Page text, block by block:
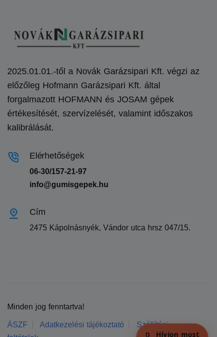
2025.01.01.-től a Novák Garázsipari Kft. végzi az
előzőleg Hofmann Garázsipari Kft. által
forgalmazott HOFMANN és JOSAM gépek
értékesítését, szervízelését, valamint időszakos
kalibrálását.
Elérhetőségek
06-30/157-21-97
info@gumisgepek.hu
Cím
2475 Kápolnásnyék, Vándor utca hrsz 047/15.
Minden jog fenntartva!
ÁSZF Adatkezelési tájékoztató
Szállítási
Hívjon most